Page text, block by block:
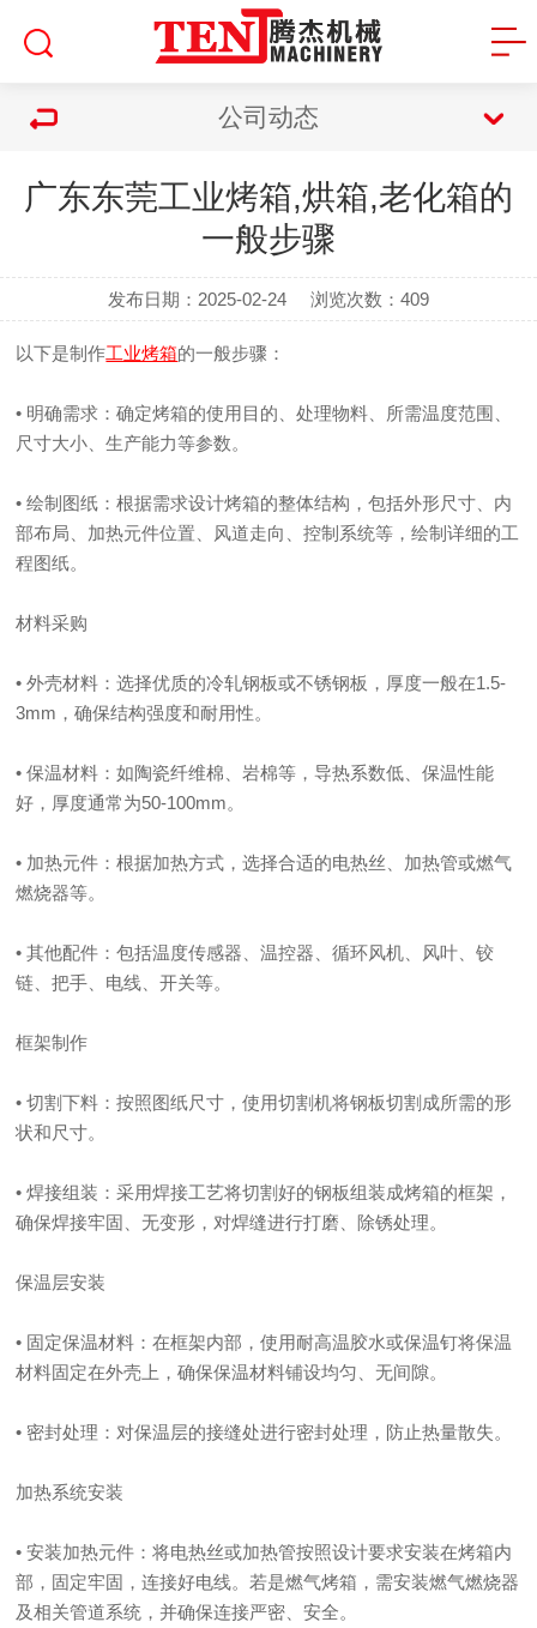
公司动态
广东东莞工业烤箱,烘箱,老化箱的
一般步骤
发布日期：2025-02-24 浏览次数：409
以下是制作工业烤箱的一般步骤：
• 明确需求：确定烤箱的使用目的、处理物料、所需温度范围、
尺寸大小、生产能力等参数。
• 绘制图纸：根据需求设计烤箱的整体结构，包括外形尺寸、内
部布局、加热元件位置、风道走向、控制系统等，绘制详细的工
程图纸。
材料采购
• 外壳材料：选择优质的冷轧钢板或不锈钢板，厚度一般在1.5-
3mm，确保结构强度和耐用性。
• 保温材料：如陶瓷纤维棉、岩棉等，导热系数低、保温性能
好，厚度通常为50-100mm。
• 加热元件：根据加热方式，选择合适的电热丝、加热管或燃气
燃烧器等。
• 其他配件：包括温度传感器、温控器、循环风机、风叶、铰
链、把手、电线、开关等。
框架制作
• 切割下料：按照图纸尺寸，使用切割机将钢板切割成所需的形
状和尺寸。
• 焊接组装：采用焊接工艺将切割好的钢板组装成烤箱的框架，
确保焊接牢固、无变形，对焊缝进行打磨、除锈处理。
保温层安装
• 固定保温材料：在框架内部，使用耐高温胶水或保温钉将保温
材料固定在外壳上，确保保温材料铺设均匀、无间隙。
• 密封处理：对保温层的接缝处进行密封处理，防止热量散失。
加热系统安装
• 安装加热元件：将电热丝或加热管按照设计要求安装在烤箱内
部，固定牢固，连接好电线。若是燃气烤箱，需安装燃气燃烧器
及相关管道系统，并确保连接严密、安全。